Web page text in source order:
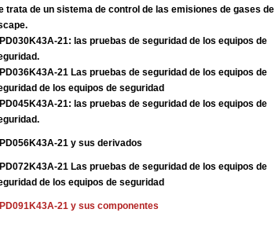
trata de un sistema de control de las emisiones de gases de
21: las pruebas de seguridad de los equipos de
21 Las pruebas de seguridad de los equipos de
de los equipos de seguridad
21: las pruebas de seguridad de los equipos de
21 y sus derivados
21 Las pruebas de seguridad de los equipos de
de los equipos de seguridad
21 y sus componentes